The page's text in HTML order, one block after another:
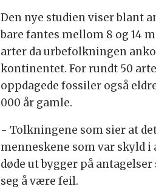
Den nye studien viser blant
bare fantes mellom 8 og 14
arter da urbefolkningen
kontinentet. For rundt 50
oppdagede fossiler også
000 år gamle.
- Tolkningene som sier at
menneskene som var skyld i
døde ut bygger på
seg å være feil.